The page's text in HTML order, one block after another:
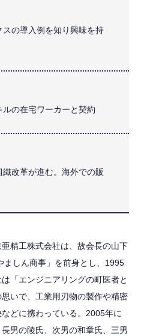
の導入例を知り興味を持
の在宅ワーカーと契約
改革が進む。海外での販
精工株式会社は、故会長の山下
しん商事」を前身とし、1995
「エンジニアリングの町医者と
いで、工業用刃物の製作や精密
どに携わっている。2005年に
男の陵氏、次男の和章氏、三男